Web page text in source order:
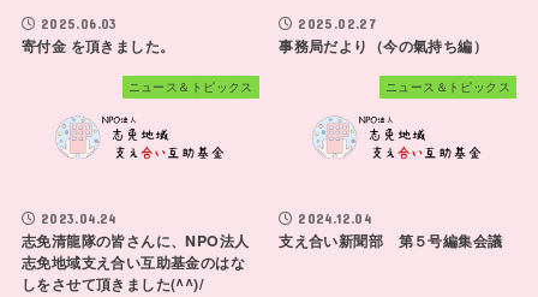
2025.06.03
寄付金 を頂きました。
2025.02.27
事務局だより（今の氣持ち編）
ニュース＆トピックス
2023.04.24
志免清龍隊の皆さんに、NPO法人
志免地域支え合い互助基金のはな
しをさせて頂きました(^^)/
ニュース＆トピックス
2024.12.04
支え合い新聞部 第５号編集会議